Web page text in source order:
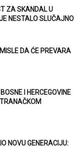
ZA SKANDAL U
NESTALO SLUČAJNO
DA ĆE PREVARA
I HERCEGOVINE
NOVU GENERACIJU: